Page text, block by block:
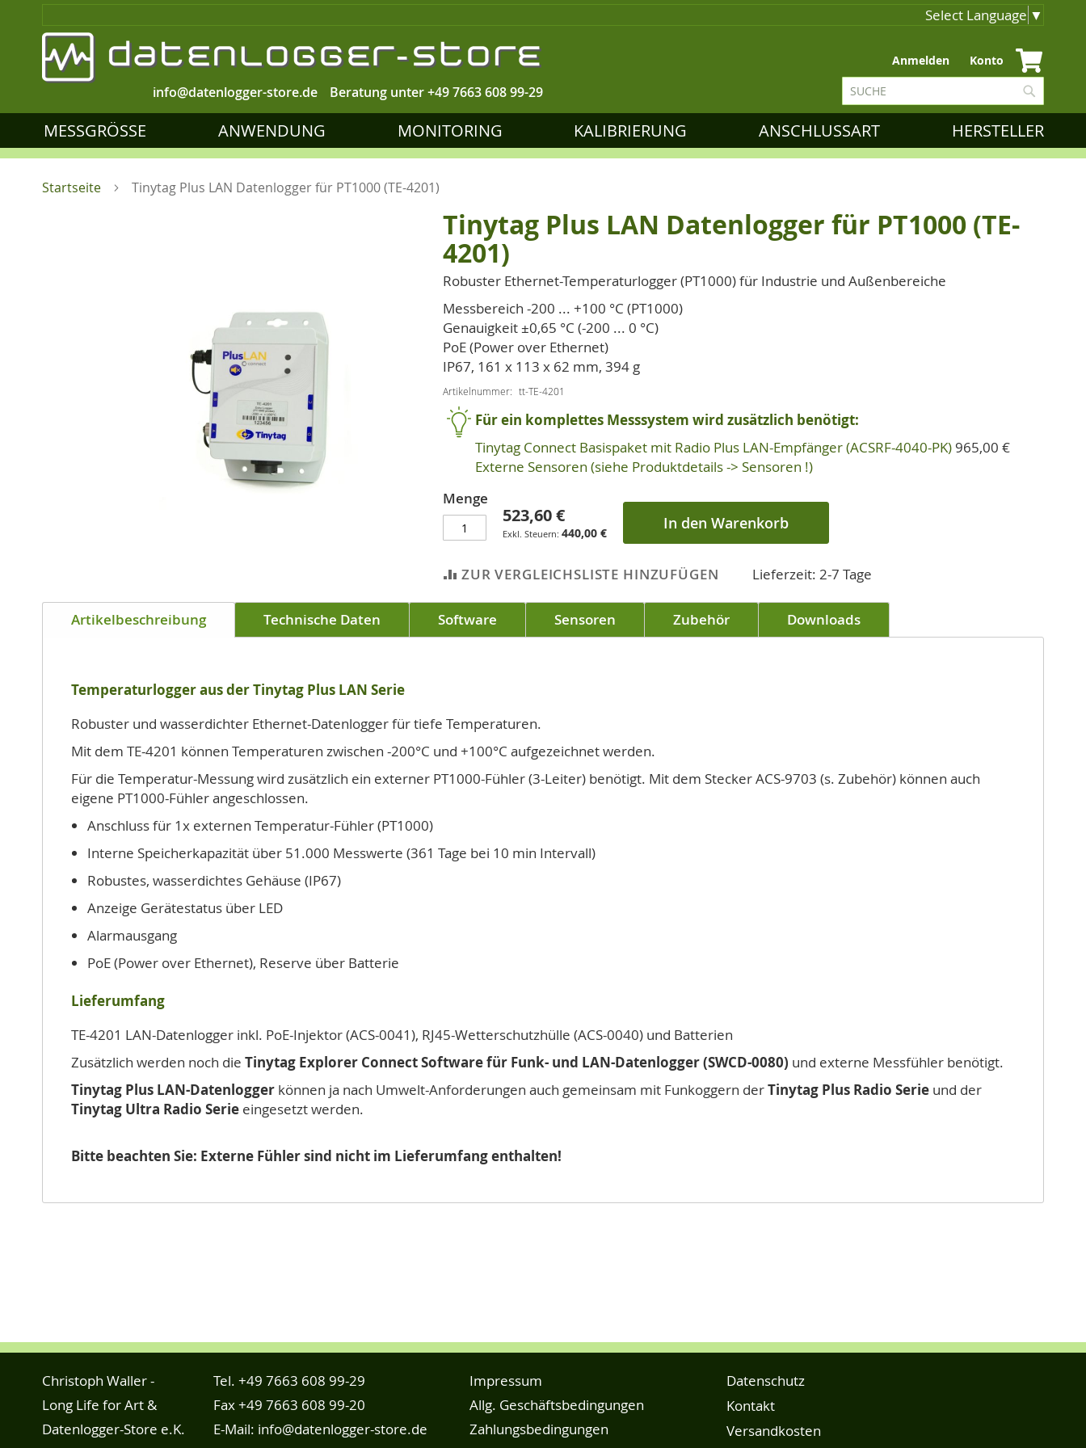
Select Language ▼
Beratung unter+49 7663 608 99-29
info@datenlogger-store.de
Zum
Inhalt
springen
Anmelden Konto
Suche
MESSGRÖSSE ANWENDUNG MONITORING KALIBRIERUNG ANSCHLUSSART HERSTELLER
Startseite Tinytag Plus LAN Datenlogger für PT1000 (TE-4201)
Anfang
Tinytag Plus LAN Datenlogger für PT1000 (TE-
4201)
Robuster Ethernet-Temperaturlogger (PT1000) für Industrie und Außenbereiche
Messbereich -200 ... +100 °C (PT1000)
Genauigkeit ±0,65 °C (-200 ... 0 °C)
PoE (Power over Ethernet)
IP67, 161 x 113 x 62 mm, 394 g
Artikelnummer tt-TE-4201
Für ein komplettes Messsystem wird zusätzlich benötigt:
Tinytag Connect Basispaket mit Radio Plus LAN-Empfänger (ACSRF-4040-PK) 965,00 €
Externe Sensoren (siehe Produktdetails -> Sensoren !)
Menge
523,60 €
440,00 € In den Warenkorb
ZUR VERGLEICHSLISTE HINZUFÜGEN Lieferzeit: 2-7 Tage
Artikelbeschreibung Technische Daten Software Sensoren Zubehör Downloads
Temperaturlogger aus der Tinytag Plus LAN Serie
Robuster und wasserdichter Ethernet-Datenlogger für tiefe Temperaturen.
Mit dem TE-4201 können Temperaturen zwischen -200°C und +100°C aufgezeichnet werden.
Für die Temperatur-Messung wird zusätzlich ein externer PT1000-Fühler (3-Leiter) benötigt. Mit dem Stecker ACS-9703 (s. Zubehör) können auch
eigene PT1000-Fühler angeschlossen.
Anschluss für 1x externen Temperatur-Fühler (PT1000)
Interne Speicherkapazität über 51.000 Messwerte (361 Tage bei 10 min Intervall)
Robustes, wasserdichtes Gehäuse (IP67)
Anzeige Gerätestatus über LED
Alarmausgang
PoE (Power over Ethernet), Reserve über Batterie
Lieferumfang
TE-4201 LAN-Datenlogger inkl. PoE-Injektor (ACS-0041), RJ45-Wetterschutzhülle (ACS-0040) und Batterien
Zusätzlich werden noch die Tinytag Explorer Connect Software für Funk- und LAN-Datenlogger (SWCD-0080) und externe Messfühler benötigt.
Tinytag Plus LAN-Datenlogger können ja nach Umwelt-Anforderungen auch gemeinsam mit Funkoggern derTinytag Plus Radio Serie und der
Tinytag Ultra Radio Serie eingesetzt werden.
Bitte beachten Sie: Externe Fühler sind nicht im Lieferumfang enthalten!
Christoph Waller -
Long Life for Art &
Datenlogger-Store e.K.
Tel. +49 7663 608 99-29
Fax +49 7663 608 99-20
E-Mail: info@datenlogger-store.de
Impressum
Allg. Geschäftsbedingungen
Zahlungsbedingungen
Datenschutz
Kontakt
Versandkosten